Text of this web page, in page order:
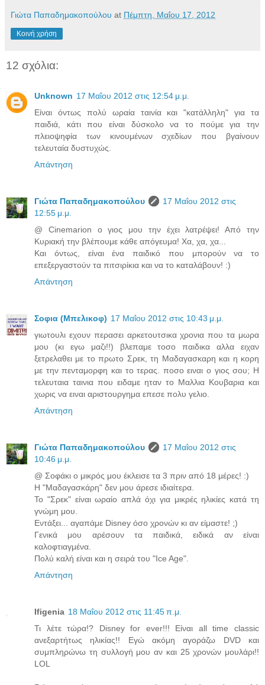
Γιώτα Παπαδημακοπούλου at Πέμπτη, Μαΐου 17, 2012
Κοινή χρήση
12 σχόλια:
Unknown 17 Μαΐου 2012 στις 12:54 μ.μ.
Είναι όντως πολύ ωραία ταινία και "κατάλληλη" για τα
παιδιά, κάτι που είναι δύσκολο να το πούμε για την
πλειοψηφία των κινουμένων σχεδίων που βγαίνουν
τελευταία δυστυχώς.
Απάντηση
Γιώτα Παπαδημακοπούλου
17 Μαΐου 2012 στις
12:55 μ.μ.
@ Cinemarion ο γιος μου την έχει λατρέψει! Από την
Κυριακή την βλέπουμε κάθε απόγευμα! Χα, χα, χα...
Και όντως, είναι ένα παιδικό που μπορούν να το
επεξεργαστούν τα πιτσιρίκια και να το καταλάβουν! :)
Απάντηση
Σοφια (Μπελικοφ) 17 Μαΐου 2012 στις 10:43 μ.μ.
γιωτουλι εχουν περασει αρκετουτσικα χρονια που τα μωρα
μου (κι εγω μαζι!!) βλεπαμε τοσο παιδικα αλλα ειχαν
ξετρελαθει με το πρωτο Σρεκ, τη Μαδαγασκαρη και η κορη
με την πενταμορφη και το τερας. ποσο ειναι ο γιος σου; Η
τελευταια ταινια που ειδαμε ηταν το Μαλλια Κουβαρια και
χωρις να ειναι αριστουργημα επεσε πολυ γελιο.
Απάντηση
Γιώτα Παπαδημακοπούλου
17 Μαΐου 2012 στις
10:46 μ.μ.
@ Σοφάκι ο μικρός μου έκλεισε τα 3 πριν από 18 μέρες! :)
Η "Μαδαγασκάρη" δεν μου άρεσε ιδιαίτερα.
Το "Σρεκ" είναι ωραίο απλά όχι για μικρές ηλικίες κατά τη
γνώμη μου.
Εντάξει... αγαπάμε Disney όσο χρονών κι αν είμαστε! ;)
Γενικά μου αρέσουν τα παιδικά, ειδικά αν είναι
καλοφτιαγμένα.
Πολύ καλή είναι και η σειρά του "Ice Age".
Απάντηση
Ifigenia 18 Μαΐου 2012 στις 11:45 π.μ.
Τι λέτε τώρα!? Disney for ever!!! Είναι all time classic
ανεξαρτήτως ηλικίας!! Εγώ ακόμη αγοράζω DVD και
συμπληρώνω τη συλλογή μου αν και 25 χρονών μουλάρι!!
LOL